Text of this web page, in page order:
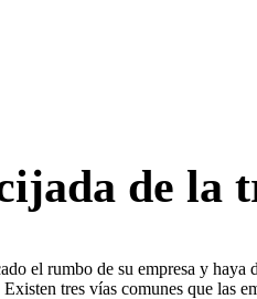
de la
el rumbo de su empresa y haya
tres vías comunes que las